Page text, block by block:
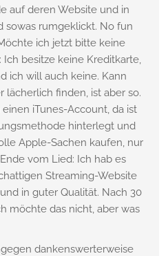
auf deren Website und in
sowas rumgeklickt. No fun
ich jetzt bitte keine
besitze keine Kreditkarte,
ich will auch keine. Kann
lächerlich finden, ist aber so.
iTunes-Account, da ist
hinterlegt und
Apple-Sachen kaufen, nur
vom Lied: Ich hab es
Streaming-Website
in guter Qualität. Nach 30
möchte das nicht, aber was
dankenswerterweise